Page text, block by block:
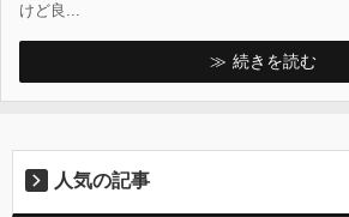
けど良...
続きを読む
人気の記事